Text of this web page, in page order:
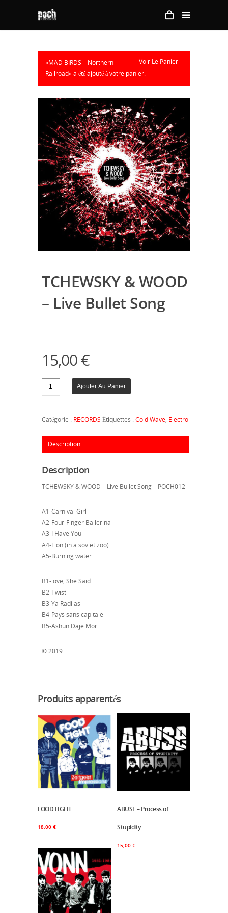
Voir Le Panier
«MAD BIRDS – Northern
Railroad» a été ajouté à votre panier.
TCHEWSKY & WOOD
– Live Bullet Song
15,00€
Quantité Ajouter Au Panier
Catégorie : RECORDS Étiquettes : Cold Wave, Electro
Description
Description
TCHEWSKY & WOOD – Live Bullet Song – POCH012
A1-Carnival Girl
A2-Four-Finger Ballerina
A3-I Have You
A4-Lion (in a soviet zoo)
A5-Burning water
B1-love, She Said
B2-Twist
B3-Ya Radilas
B4-Pays sans capitale
B5-Ashun Daje Mori
© 2019
Produits apparentés
Ajouter Au Panier
FOOD FIGHT
18,00 €
Ajouter Au Panier
ABUSE – Process of
Stupidity
15,00 €